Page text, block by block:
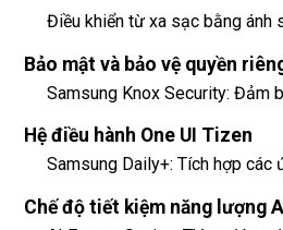
Điều khiển từ xa sạc bằng ánh
Bảo mật và bảo vệ quyền
Samsung Knox Security: Đảm
Hệ điều hành One UI Tizen
Samsung Daily+: Tích hợp các
Chế độ tiết kiệm năng lượng AI